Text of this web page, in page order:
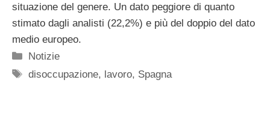
situazione del genere. Un dato peggiore di quanto
stimato dagli analisti (22,2%) e più del doppio del dato
medio europeo.
Categorie
Notizie
Tag
disoccupazione, lavoro, Spagna